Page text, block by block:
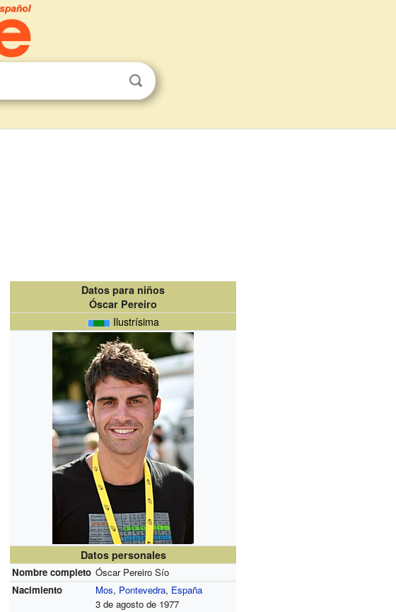
Datos para niños
Óscar Pereiro
Ilustrísima
Datos personales
Nombre completo Óscar Pereiro Sío
Nacimiento
Mos, Pontevedra, España
3 de agosto de 1977